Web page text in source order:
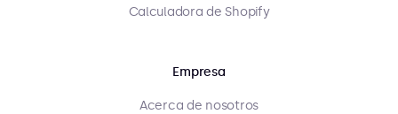
Calculadora de Shopify
Empresa
Acerca de nosotros